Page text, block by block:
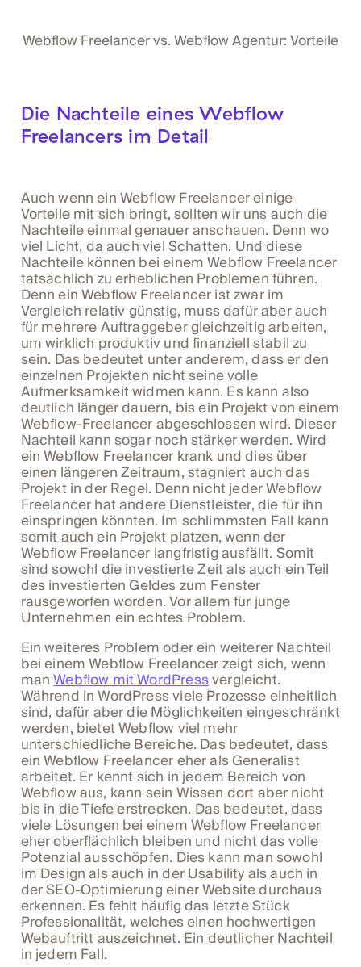
Webflow Freelancer vs. Webflow Agentur: Vorteile
Die Nachteile eines Webflow
Freelancers im Detail
Auch wenn ein Webflow Freelancer einige
Vorteile mit sich bringt, sollten wir uns auch die
Nachteile einmal genauer anschauen. Denn wo
viel Licht, da auch viel Schatten. Und diese
Nachteile können bei einem Webflow Freelancer
tatsächlich zu erheblichen Problemen führen.
Denn ein Webflow Freelancer ist zwar im
Vergleich relativ günstig, muss dafür aber auch
für mehrere Auftraggeber gleichzeitig arbeiten,
um wirklich produktiv und finanziell stabil zu
sein. Das bedeutet unter anderem, dass er den
einzelnen Projekten nicht seine volle
Aufmerksamkeit widmen kann. Es kann also
deutlich länger dauern, bis ein Projekt von einem
Webflow-Freelancer abgeschlossen wird. Dieser
Nachteil kann sogar noch stärker werden. Wird
ein Webflow Freelancer krank und dies über
einen längeren Zeitraum, stagniert auch das
Projekt in der Regel. Denn nicht jeder Webflow
Freelancer hat andere Dienstleister, die für ihn
einspringen könnten. Im schlimmsten Fall kann
somit auch ein Projekt platzen, wenn der
Webflow Freelancer langfristig ausfällt. Somit
sind sowohl die investierte Zeit als auch ein Teil
des investierten Geldes zum Fenster
rausgeworfen worden. Vor allem für junge
Unternehmen ein echtes Problem.
Ein weiteres Problem oder ein weiterer Nachteil
bei einem Webflow Freelancer zeigt sich, wenn
manWebflow mit WordPressvergleicht.
Während in WordPress viele Prozesse einheitlich
sind, dafür aber die Möglichkeiten eingeschränkt
werden, bietet Webflow viel mehr
unterschiedliche Bereiche. Das bedeutet, dass
ein Webflow Freelancer eher als Generalist
arbeitet. Er kennt sich in jedem Bereich von
Webflow aus, kann sein Wissen dort aber nicht
bis in die Tiefe erstrecken. Das bedeutet, dass
viele Lösungen bei einem Webflow Freelancer
eher oberflächlich bleiben und nicht das volle
Potenzial ausschöpfen. Dies kann man sowohl
im Design als auch in der Usability als auch in
der SEO-Optimierung einer Website durchaus
erkennen. Es fehlt häufig das letzte Stück
Professionalität, welches einen hochwertigen
Webauftritt auszeichnet. Ein deutlicher Nachteil
in jedem Fall.